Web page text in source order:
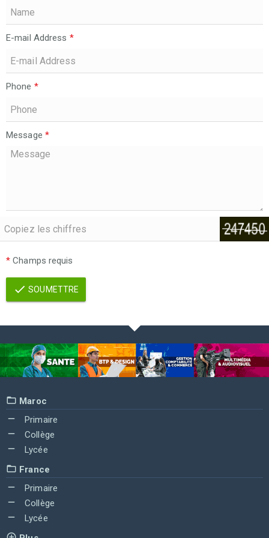
E-mail Address *
Phone *
Message *
* Champs requis
SOUMETTRE
Maroc
Primaire
Collège
Lycée
France
Primaire
Collège
Lycée